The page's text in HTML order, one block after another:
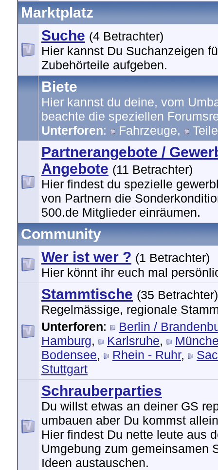
Marktplatz
Suche (4 Betrachter)
Hier kannst Du Suchanzeigen
Zubehörteile aufgeben.
Biete
Hier kannst du deine, vom
beachte die speziellen
Unterforen: Fahrzeuge, Teile
Partnerangebote /
Angebote (11 Betrachter)
Hier findest du spezielle
von Partnern die
500.de Mitglieder einräumen.
Community
Wer ist wer ? (1 Betrachter)
Hier könnt ihr euch mal
Stammtische (35 Betrachter)
Regelmässige, regionale
Unterforen:
Berlin /
Hamburg, Karlsruhe,
Bodensee, Rhein - Ruhr,
Stuttgart
Schrauberparties
Du willst etwas an deiner GS
umbauen aber Du kommst
Hier findest Du nette leute aus
Umgebung zum gemeinsamen
Ideen austauschen.